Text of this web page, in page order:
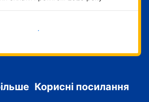
Розпочати зараз
Корисні посилання